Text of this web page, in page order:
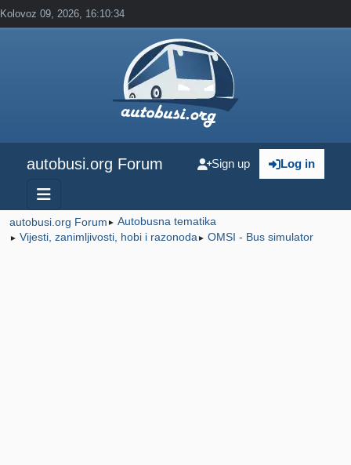
Kolovoz 09, 2026, 16:10:34
autobusi.org Forum Log in
Sign up
autobusi.org Forum ► Autobusna tematika
► Vijesti, zanimljivosti, hobi i razonoda ► OMSI - Bus simulator